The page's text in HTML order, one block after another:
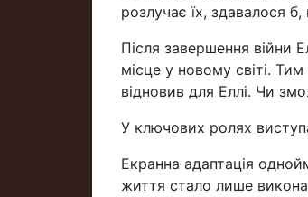
розлучає їх, здавалося
Після завершення війни
місце у новому світі.
відновив для Еллі. Чи
У ключових ролях
Екранна адаптація
життя стало лише